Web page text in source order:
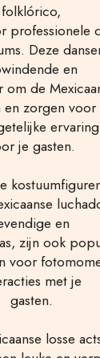
folklórico,
professionele
Deze
en
om de
en zorgen voor
ervaring
je gasten.
en
zijn ook
voor
met je
gasten.
losse